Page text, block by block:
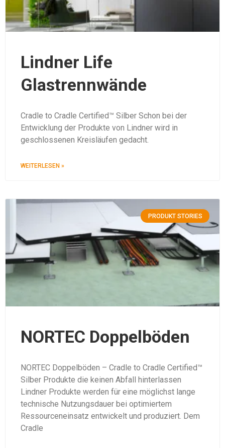
Lindner Life
Glastrennwände
Cradle to Cradle Certified™ Silber Schon bei der
Entwicklung der Produkte von Lindner wird in
geschlossenen Kreisläufen gedacht.
WEITERLESEN »
PRODUKT STORIES
NORTEC Doppelböden
NORTEC Doppelböden – Cradle to Cradle Certified™
Silber Produkte die keinen Abfall hinterlassen
Lindner Produkte werden für eine möglichst lange
technische Nutzungsdauer bei optimiertem
Ressourceneinsatz entwickelt und produziert. Dem
Cradle